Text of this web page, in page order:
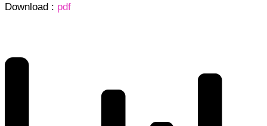
Download : pdf